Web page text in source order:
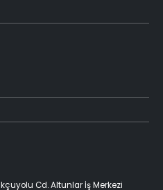
Cd. Altunlar İş Merkezi